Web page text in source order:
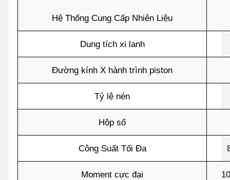
Hệ Thống Cung Cấp Nhiên Liệu
Dung tích xi lanh
Đường kính X hành trình piston
Tỷ lệ nén
Hộp số
Công Suất Tối Đa
Moment cực đại